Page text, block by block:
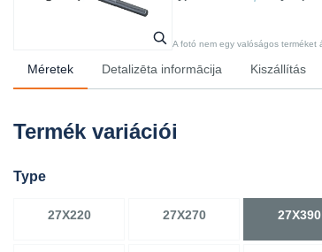
A fotó nem egy valóságos terméket
Méretek Detalizēta informācija Kiszállítás
Termék variációi
Type
27X220 27X270 27X390